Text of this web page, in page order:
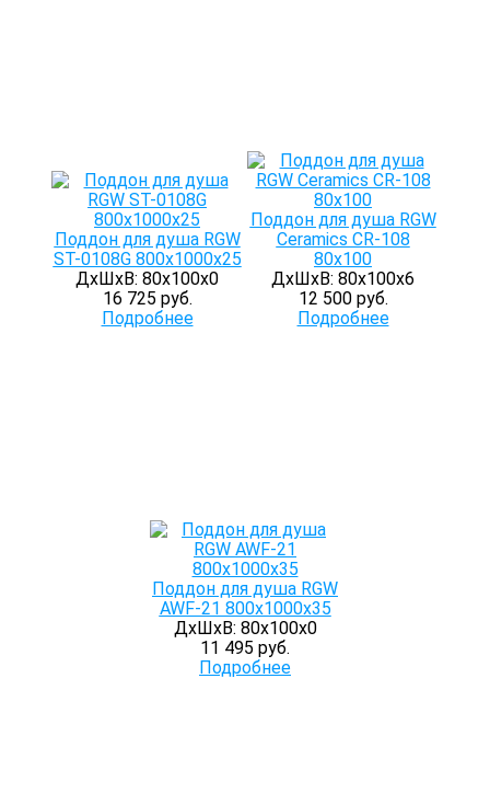
Поддон для душа RGW
ST-0108G 800х1000х25
ДхШхВ: 80х100х0
16 725 руб.
Подробнее
Поддон для душа RGW
Ceramics CR-108
80х100
ДхШхВ: 80х100х6
12 500 руб.
Подробнее
Поддон для душа RGW
AWF-21 800х1000х35
ДхШхВ: 80х100х0
11 495 руб.
Подробнее